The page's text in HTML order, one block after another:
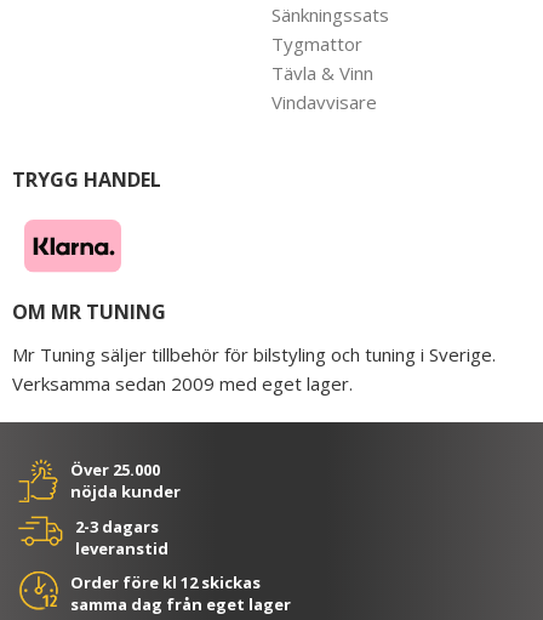
Sänkningssats
Tygmattor
Tävla & Vinn
Vindavvisare
TRYGG HANDEL
OM MR TUNING
Mr Tuning säljer tillbehör för bilstyling och tuning i Sverige.
Verksamma sedan 2009 med eget lager.
Över 25.000
nöjda kunder
2-3 dagars
leveranstid
Order före kl 12 skickas
samma dag från eget lager